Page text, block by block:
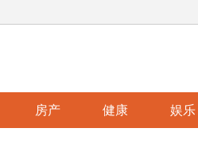
房产 健康 娱乐